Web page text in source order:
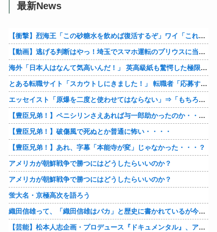
最新News
【衝撃】烈海王「この砂糖水を飲めば復活するぞ」ワイ「これはトンデモ理論やろなぁ」ﾍﾟﾗ←結果ｗｗｗｗ
【動画】逃げる判断はやっ！埼玉でスマホ運転のプリウスに当て逃げされる車載。
海外「日本人はなんて気高いんだ！」 英高級紙も驚愕した極限の中の日本人の姿に世界が衝撃
とある転職サイト「スカウトしにきました！」 転職者「応募するわ！」 → 結果ｗｗｗｗｗ
エッセイスト「原爆を二度と使わせてはならない」⇒「もちろん中国の核も非難する？」⇒「中国の核は綺麗な核！」
【豊臣兄弟！】ペニシリンさえあれば与一郎助かったのか・・・？
【豊臣兄弟！】破傷風で死ぬとか普通に怖い・・・・
【豊臣兄弟！】あれ、字幕「本能寺が変」じゃなかった・・・？
アメリカが朝鮮戦争で勝つにはどうしたらいいのか？
アメリカが朝鮮戦争で勝つにはどうしたらいいのか？
蛍大名・京極高次を語ろう
織田信雄って、「織田信雄はバカ」と歴史に書かれているが今まで家が残っているんでバカではないよな？
【芸能】松本人志企画・プロデュース『ドキュメンタル』、アメリカで初の制作が決定